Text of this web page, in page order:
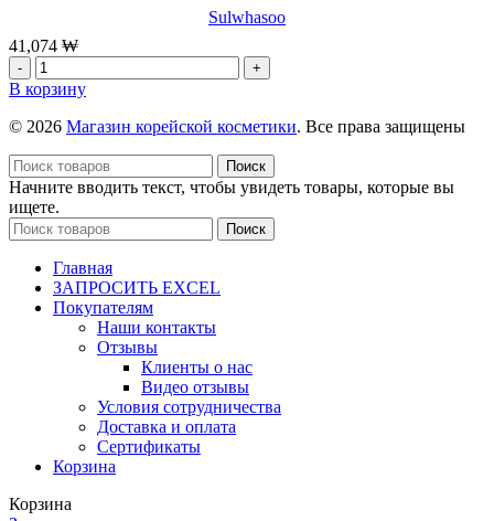
Lip
Balm
№
030
PETAL,3
Sulwhasoo
41,074 ₩
Количество
товара
Активирующая
маска
лица
First
Care,
5
шт*25г
В корзину
© 2026 Магазин корейской косметики. Все права защищены
Поиск
Начните вводить текст, чтобы увидеть товары, которые вы
ищете.
Поиск
Главная
ЗАПРОСИТЬ EXCEL
Покупателям
Наши контакты
Отзывы
Клиенты о нас
Видео отзывы
Условия сотрудничества
Доставка и оплата
Сертификаты
Корзина
Корзина